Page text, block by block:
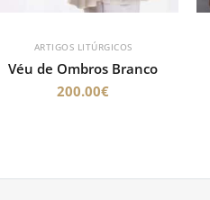
ARTIGOS LITÚRGICOS
Véu de Ombros Branco
200.00€